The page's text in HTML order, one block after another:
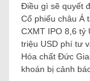
Điều gì sẽ quyết
Cổ phiếu châu Á
CXMT IPO 8,6 tỷ
triệu USD phí tư
Hóa chất Đức
khoán bị cảnh